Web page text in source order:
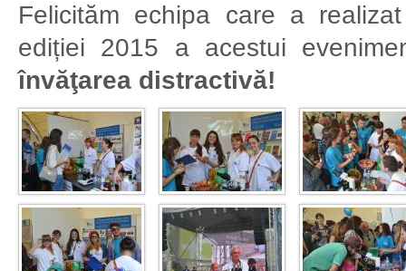
Felicităm echipa care a
ediției 2015 a acestui
învăţarea distractivă!